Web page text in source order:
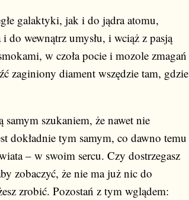
galaktyki, jak i do jądra atomu,
i do wewnątrz umysłu, i wciąż z pasją
w czoła pocie i mozole zmagań
zaginiony diament wszędzie tam, gdzie
szukaniem, że nawet nie
dokładnie tym samym, co dawno temu
– w swoim sercu. Czy dostrzegasz
zobaczyć, że nie ma już nic do
zrobić. Pozostań z tym wglądem: